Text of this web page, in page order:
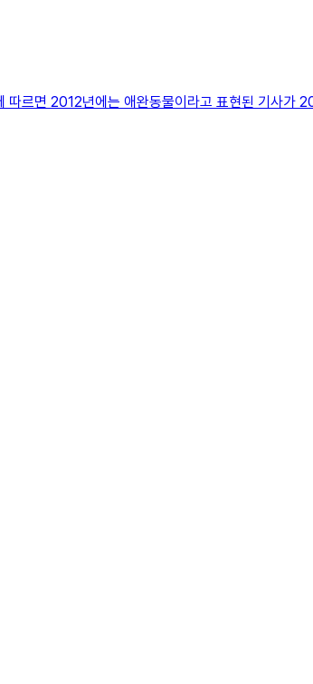
르면 2012년에는 애완동물이라고 표현된 기사가